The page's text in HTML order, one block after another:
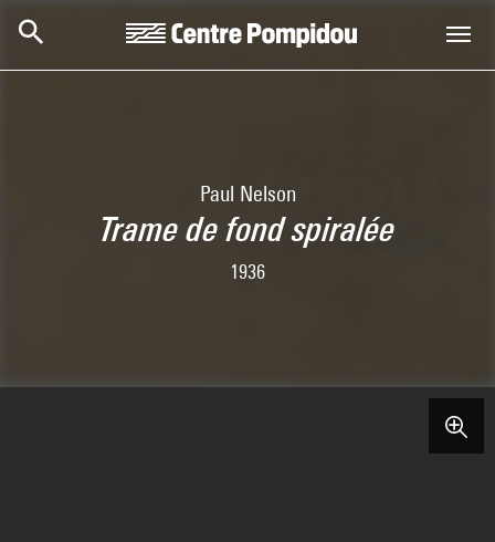
Paul Nelson
Trame de fond spiralée
1936